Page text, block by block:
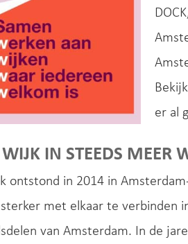
er al
IN STEEDS MEER
ontstond in 2014 in
met elkaar te verbinden
van Amsterdam. In de